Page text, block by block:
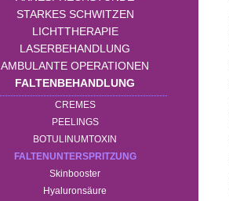
STARKES SCHWITZEN
LICHTTHERAPIE
LASERBEHANDLUNG
AMBULANTE OPERATIONEN
FALTENBEHANDLUNG
CREMES
PEELINGS
BOTULINUMTOXIN
FALTENUNTERSPRITZUNG
Skinbooster
Hyaluronsäure